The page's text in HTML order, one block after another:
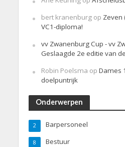
bert kranenburgop Zeven
VC1-diploma!
vv Zwanenburg Cup - vv
Geslaagde 2e editie van
Robin Poelsma op Dames
doelpuntrijk
Onderwerpen
Barpersoneel
2
Bestuur
8